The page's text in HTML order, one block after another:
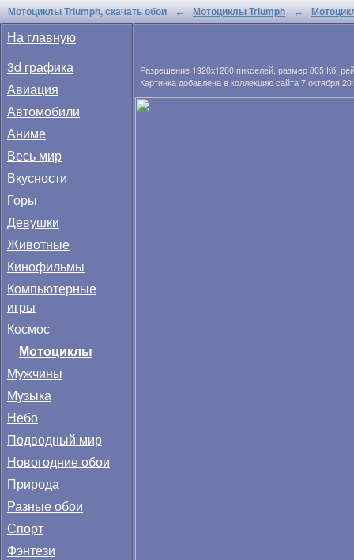
Мотоциклы Triumph, скачать обои ← Мотоциклы Triumph ←
На главную
3d графика
Авиация
Автомобили
Аниме
Весь мир
Вкусности
Горы
Девушки
Животные
Кинофильмы
Компьютерные
игры
Космос
Мотоциклы
Мужчины
Музыка
Небо
Подводный мир
Новогодние обои
Природа
Разные обои
Спорт
Фэнтези
Разрешение 1920x1200 пикселей, размер 805 Кб;
Картинка добавлена в коллекцию сайта 7 октября